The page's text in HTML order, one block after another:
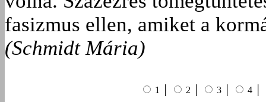
fasizmus ellen, amiket a
(Schmidt Mária)
1 │ 2 │ 3 │ 4 │